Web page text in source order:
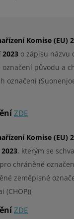
Komise (EU)
2023 o zápisu názvu
označení původu a
označení
ZDE
Komise (EU)
, kterým se
chráněné
zeměpisné
(CHOP))
ZDE